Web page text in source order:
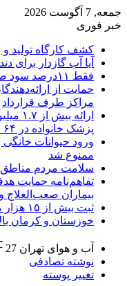
جمعه, 7 آگوست 2026
خبر فوری
کشف کارگاه تولید و
آیا آب گازدار برای
فقط ۱۱‌درصد سود صنعت دارو تبدیل به نقدینگی شده است
حمایت از
مراکز طرف قرارداد
پزشک خانواده در ۶۴ شهرستان
ورود حیوانات
ممنوع شد
سلامت مردم
تفاهم‌نامه حمایت
بیماران صعب‌العلاج
ثبت بیش از ۱۵ هزار مبتلا به هموفیلی در کشور
خوزستان و کرمان
آب و هوای تهران 27
نوشته تصادفی
تغییر پوسته